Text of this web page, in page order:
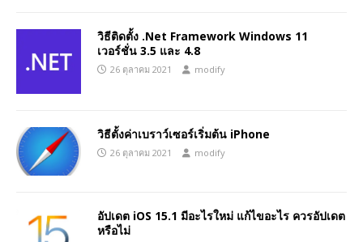
วิธีติดตั้ง .Net Framework Windows 11
เวอร์ชั่น 3.5 และ 4.8
26 ตุลาคม 2021 modify
วิธีตั้งค่าเบราว์เซอร์เริ่มต้น iPhone
26 ตุลาคม 2021 modify
อัปเดต iOS 15.1 มีอะไรใหม่ แก้ไขอะไร ควรอัปเดต
หรือไม่